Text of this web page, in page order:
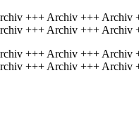
+++ Archiv +++
+++ Archiv +++ Archiv
+++ Archiv +++
+++ Archiv +++ Archiv